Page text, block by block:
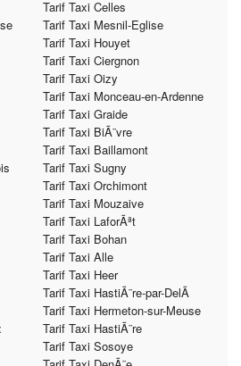
Tarif Taxi Celles
Tarif Taxi Mesnil-Eglise
Tarif Taxi Houyet
Tarif Taxi Ciergnon
Tarif Taxi Oizy
Tarif Taxi Monceau-en-Ardenne
Tarif Taxi Graide
Tarif Taxi BiÃ¨vre
Tarif Taxi Baillamont
Tarif Taxi Sugny
Tarif Taxi Orchimont
Tarif Taxi Mouzaive
Tarif Taxi LaforÃªt
Tarif Taxi Bohan
Tarif Taxi Alle
Tarif Taxi Heer
Tarif Taxi HastiÃ¨re-par-DelÃ
Tarif Taxi Hermeton-sur-Meuse
Tarif Taxi HastiÃ¨re
Tarif Taxi Sosoye